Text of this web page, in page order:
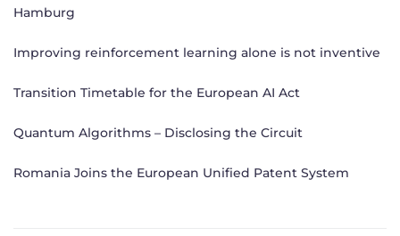
Hamburg
Improving reinforcement learning alone is not inventive
Transition Timetable for the European AI Act
Quantum Algorithms – Disclosing the Circuit
Romania Joins the European Unified Patent System